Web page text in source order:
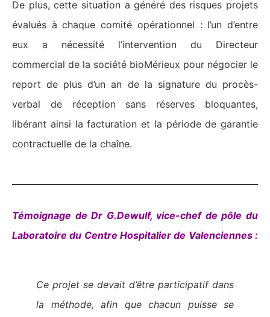
De plus, cette situation a généré des risques projets
évalués à chaque comité opérationnel : l’un d’entre
eux a nécessité l’intervention du Directeur
commercial de la société bioMérieux pour négocier le
report de plus d’un an de la signature du procès-
verbal de réception sans réserves bloquantes,
libérant ainsi la facturation et la période de garantie
contractuelle de la chaîne.
Témoignage de Dr G.Dewulf, vice-chef de pôle du
Laboratoire du Centre Hospitalier de Valenciennes :
Ce projet se devait d’être participatif dans
la méthode, afin que chacun puisse se